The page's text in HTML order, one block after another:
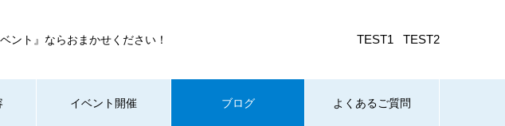
ント』ならおまかせください！ TEST1 TEST2
イベント開催 ブログ よくあるご質問